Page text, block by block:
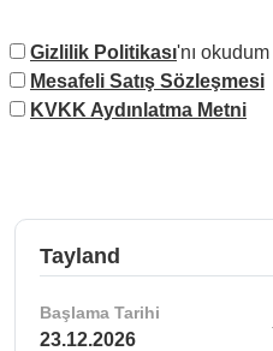
Gizlilik Politikası'nı
Mesafeli Satış Sözleşmesi
KVKK Aydınlatma Metni
Tayland
Başlama Tarihi
23.12.2026